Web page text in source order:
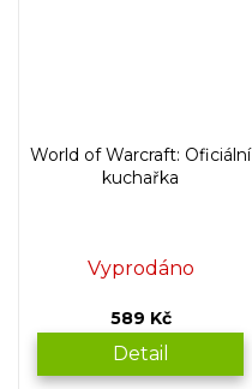
World of Warcraft: Oficiální
kuchařka
Vyprodáno
589 Kč
Detail